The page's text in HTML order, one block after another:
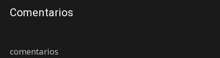
Comentarios
comentarios